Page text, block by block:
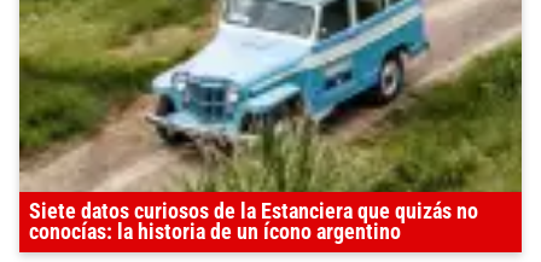
Siete datos curiosos de la Estanciera que quizás no
conocías: la historia de un ícono argentino